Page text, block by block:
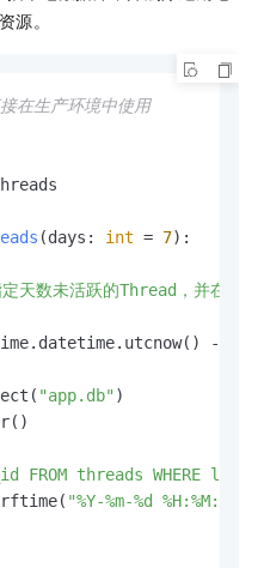
源。
在生产环境中使用
(days: int = 7):
天数未活跃的Thread，并在
-
"app.db" )
FROM threads WHERE
"%Y-%m-%d %H:%M:%S"